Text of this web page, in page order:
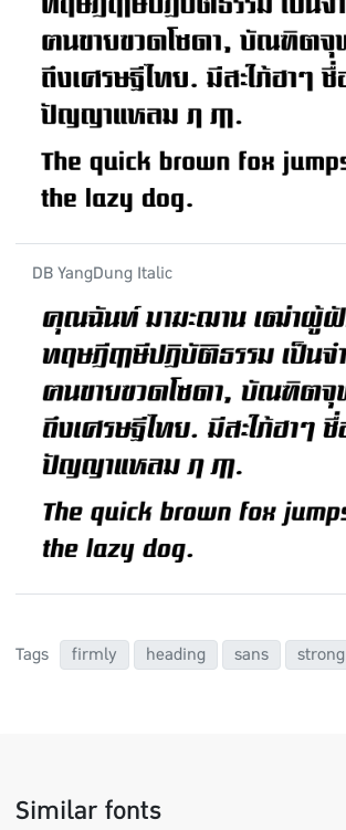
DB YangDung Italic
Tags firmly heading sans strong
Similar fonts